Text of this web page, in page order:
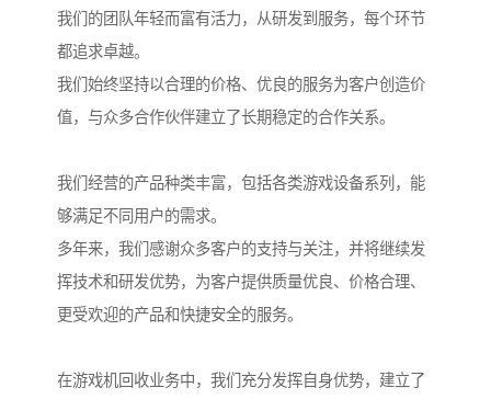
我们的团队年轻而富有活力，从研发到服务，每个环节
都追求卓越。
我们始终坚持以合理的价格、优良的服务为客户创造价
值，与众多合作伙伴建立了长期稳定的合作关系。
我们经营的产品种类丰富，包括各类游戏设备系列，能
够满足不同用户的需求。
多年来，我们感谢众多客户的支持与关注，并将继续发
挥技术和研发优势，为客户提供质量优良、价格合理、
更受欢迎的产品和快捷安全的服务。
在游戏机回收业务中，我们充分发挥自身优势，建立了